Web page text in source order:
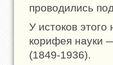
проводились
У истоков
корифея науки
(1849-1936).